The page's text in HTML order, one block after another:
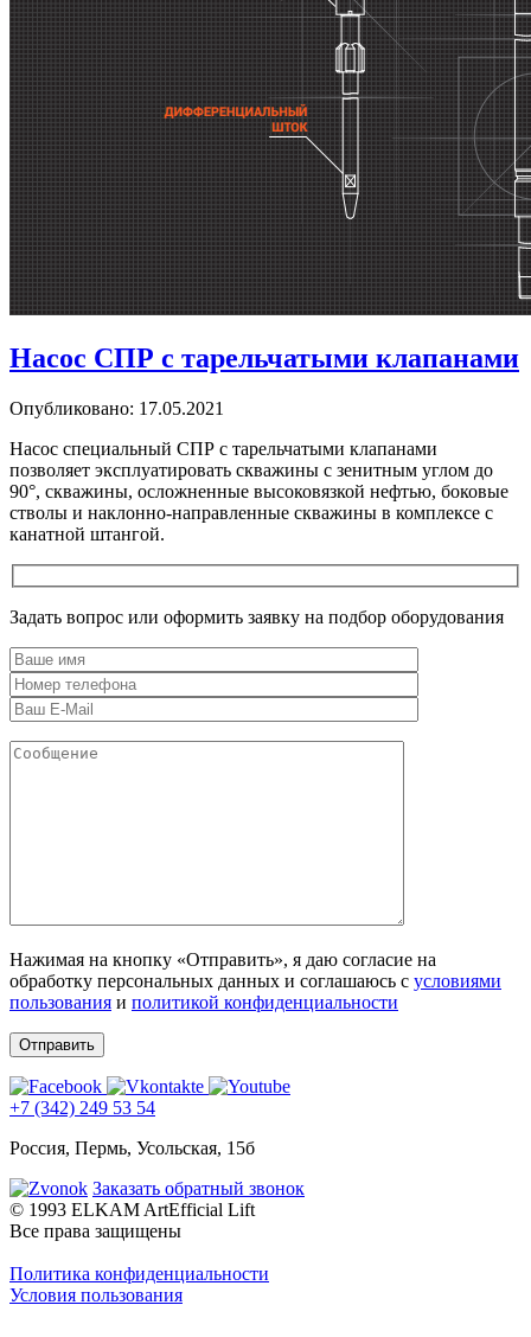
Насос СПР с тарельчатыми клапанами
Опубликовано: 17.05.2021
Насос специальный СПР с тарельчатыми клапанами
позволяет эксплуатировать скважины с зенитным углом до
90°, скважины, осложненные высоковязкой нефтью, боковые
стволы и наклонно-направленные скважины в комплексе с
канатной штангой.
Задать вопрос или оформить заявку на подбор оборудования
Нажимая на кнопку «Отправить», я даю согласие на
обработку персональных данных и соглашаюсь c условиями
пользования и политикой конфиденциальности
+7 (342) 249 53 54
Россия, Пермь, Усольская, 15б
Заказать обратный звонок
© 1993 ELKAM ArtEfficial Lift
Все права защищены
Политика конфиденциальности
Условия пользования